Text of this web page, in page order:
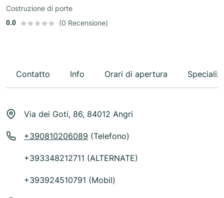
Costruzione di porte
0.0 (0 Recensione)
Contatto Info Orari di apertura
Via dei Goti, 86, 84012 Angri
+390810206089 (Telefono)
+393348212711 (ALTERNATE)
+393924510791 (Mobil)